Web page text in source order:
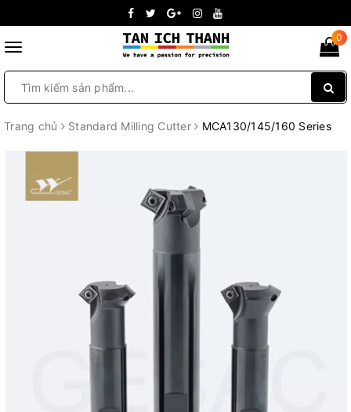
Toggle
0
Trang chủ Standard Milling Cutter MCA130/145/160 Series